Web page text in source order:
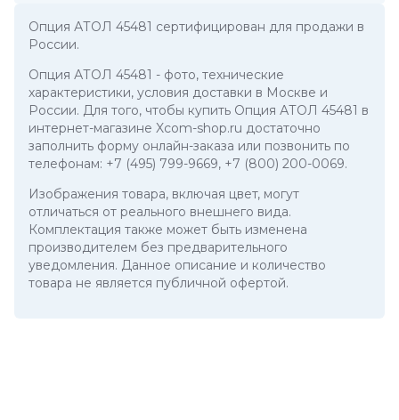
Опция АТОЛ 45481 сертифицирован для продажи в
России.
Опция АТОЛ 45481 - фото, технические
характеристики, условия доставки в Москве и
России. Для того, чтобы купить Опция АТОЛ 45481 в
интернет-магазине Xcom-shop.ru достаточно
заполнить форму онлайн-заказа или позвонить по
телефонам: +7 (495) 799-9669, +7 (800) 200-0069.
Изображения товара, включая цвет, могут
отличаться от реального внешнего вида.
Комплектация также может быть изменена
производителем без предварительного
уведомления. Данное описание и количество
товара не является публичной офертой.